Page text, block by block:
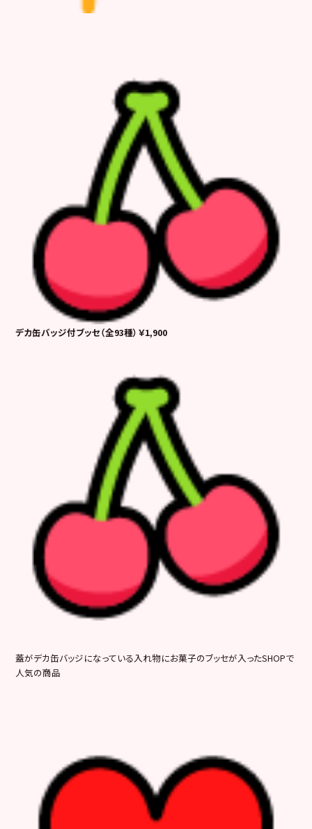
デカ缶バッジ付ブッセ（全93種）￥1,900
蓋がデカ缶バッジになっている入れ物にお菓子のブッセが入ったSHOPで
人気の商品